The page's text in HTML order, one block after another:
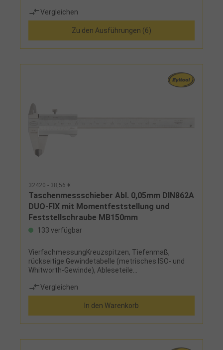
Holzetui, ab Messbereich 25-50 mm mit
Einstellmaß
Vergleichen
Zu den Ausführungen (6)
32420 - 38,56 €
Taschenmessschieber Abl. 0,05mm DIN862A
DUO-FIX mit Momentfeststellung und
Feststellschraube MB150mm
133 verfügbar
VierfachmessungKreuzspitzen, Tiefenmaß,
rückseitige Gewindetabelle (metrisches ISO- und
Whitworth-Gewinde), Ableseteile
EtuiVergleichen
In den Warenkorb